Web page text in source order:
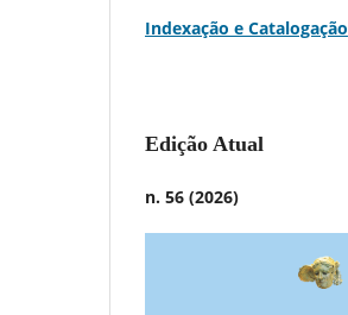
Indexação e Catalogação
Edição Atual
n. 56 (2026)